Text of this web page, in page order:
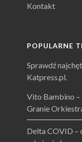
Kontakt
POPULARNE
Sprawdź
Katpress.pl.
Vito Bambino –
Granie
Delta COVID –